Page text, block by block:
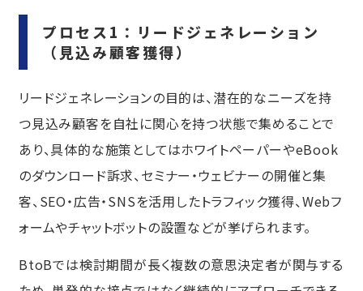
プロセス1：リードジェネレーション
（見込み顧客獲得）
リードジェネレーションの目的は、潜在的なニーズを持
つ見込み顧客を自社に関心を持つ状態で集めることで
あり、具体的な施策としてはホワイトペーパーやeBook
のダウンロード訴求、セミナー・ウェビナーの開催と集
客、SEO・広告・SNSを活用したトラフィック獲得、Webフ
ォームやチャットボットの設置などが挙げられます。
BtoBでは検討期間が長く複数の意思決定者が関与する